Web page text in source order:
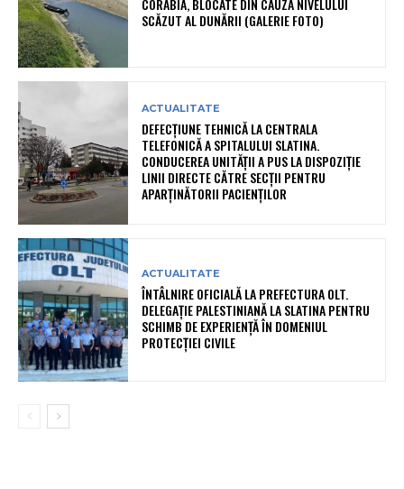
CORABIA, BLOCATE DIN CAUZA NIVELULUI
SCĂZUT AL DUNĂRII (GALERIE FOTO)
ACTUALITATE
DEFECȚIUNE TEHNICĂ LA CENTRALA
TELEFONICĂ A SPITALULUI SLATINA.
CONDUCEREA UNITĂȚII A PUS LA DISPOZIȚIE
LINII DIRECTE CĂTRE SECȚII PENTRU
APARȚINĂTORII PACIENȚILOR
ACTUALITATE
ÎNTÂLNIRE OFICIALĂ LA PREFECTURA OLT.
DELEGAȚIE PALESTINIANĂ LA SLATINA PENTRU
SCHIMB DE EXPERIENȚĂ ÎN DOMENIUL
PROTECȚIEI CIVILE